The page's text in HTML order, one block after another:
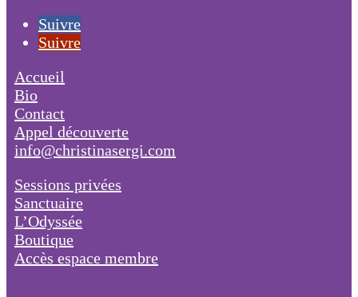
Suivre
Suivre
Accueil
Bio
Contact
Appel découverte
info@christinasergi.com
Sessions privées
Sanctuaire
L’Odyssée
Boutique
Accès espace membre